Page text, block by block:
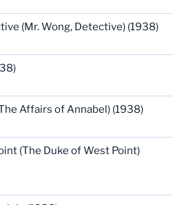
(Mr. Wong, Detective) (1938)
Affairs of Annabel) (1938)
(The Duke of West Point)